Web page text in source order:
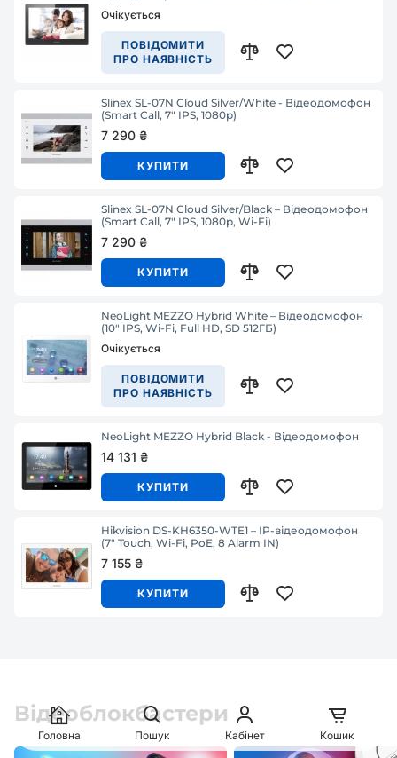
Очікується
ПОВІДОМИТИ
ПРО НАЯВНІСТЬ
Slinex SL-07N Cloud Silver/White - Відеодомофон
(Smart Call, 7" IPS, 1080p)
7 290 ₴
КУПИТИ
Slinex SL-07N Cloud Silver/Black – Відеодомофон
(Smart Call, 7" IPS, 1080p, Wi-Fi)
7 290 ₴
КУПИТИ
NeoLight MEZZO Hybrid White – Відеодомофон
(10" IPS, Wi-Fi, Full HD, SD 512ГБ)
Очікується
ПОВІДОМИТИ
ПРО НАЯВНІСТЬ
NeoLight MEZZO Hybrid Black - Відеодомофон
14 131 ₴
КУПИТИ
Hikvision DS-KH6350-WTE1 – IP-відеодомофон
(7" Touch, Wi-Fi, PoE, 8 Alarm IN)
7 155 ₴
КУПИТИ
Відеоблокбастери
Головна Пошук Кабінет Кошик